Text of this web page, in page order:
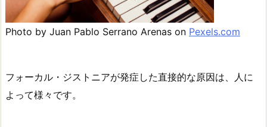
Photo by Juan Pablo Serrano Arenas on Pexels.com
フォーカル・ジストニアが発症した直接的な原因は、人に
よって様々です。